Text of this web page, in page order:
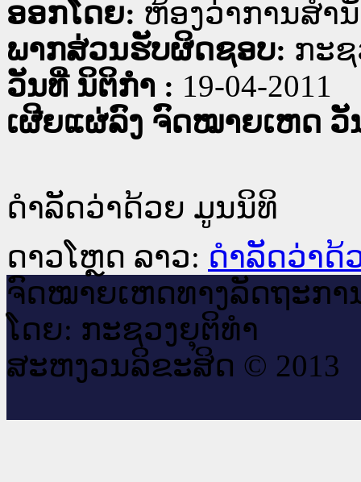
ອອກໂດຍ: ຫ້ອງວ່າການສຳ
ພາກສ່ວນຮັບຜິດຊອບ: ກະ
ວັນທີ່ ນິຕິກໍາ : 19-04-2011
ເຜີຍແຜ່ລົງ ຈົດໝາຍເຫດ ວັ
ດຳລັດວ່າດ້ວຍ ມູນນິທິ
ດາວໂຫຼດ ລາວ: ດຳລັດວ່າດ້
ຈົດ​ໝາຍ​ເຫດ​ທາງ​ລັດ​ຖະ​ກາ
ໂດຍ: ກະ​ຊວງຍຸ​ຕິ​ທຳ
ສະ​ຫງວນ​ລິ​ຂະ​ສິດ © 2013